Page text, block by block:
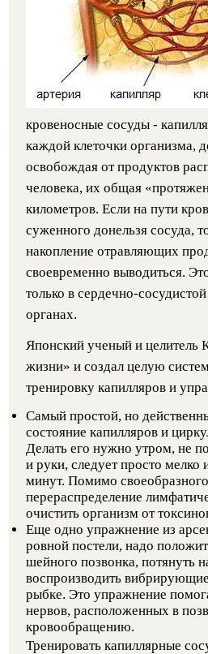
кровеносные сосуды -
каждой клеточки организма,
освобождая от продуктов
человека, их общая
километров. Если на пути
суженного донельзя сосуда,
накопление отравляющих
своевременно выводиться.
только в сердечно-
органах.
Японский ученый и целитель
жизни» и создал целую
тренировку капилляров и
Самый простой, но
состояние капилляров и
Делать его нужно утром, не
и руки, следует просто мелко
минут. Помимо
перераспределение
очистить организм от
Еще одно упражнение из
ровной постели, надо
шейного позвонка, потянуть
воспроизводить
рыбке. Это упражнение
нервов, расположенных в
кровообращению.
Тренировать капиллярные